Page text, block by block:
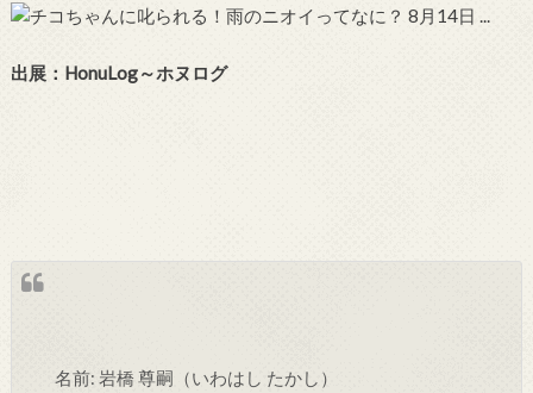
出展： HonuLog～ホヌログ
名前: 岩橋 尊嗣（いわはし たかし）